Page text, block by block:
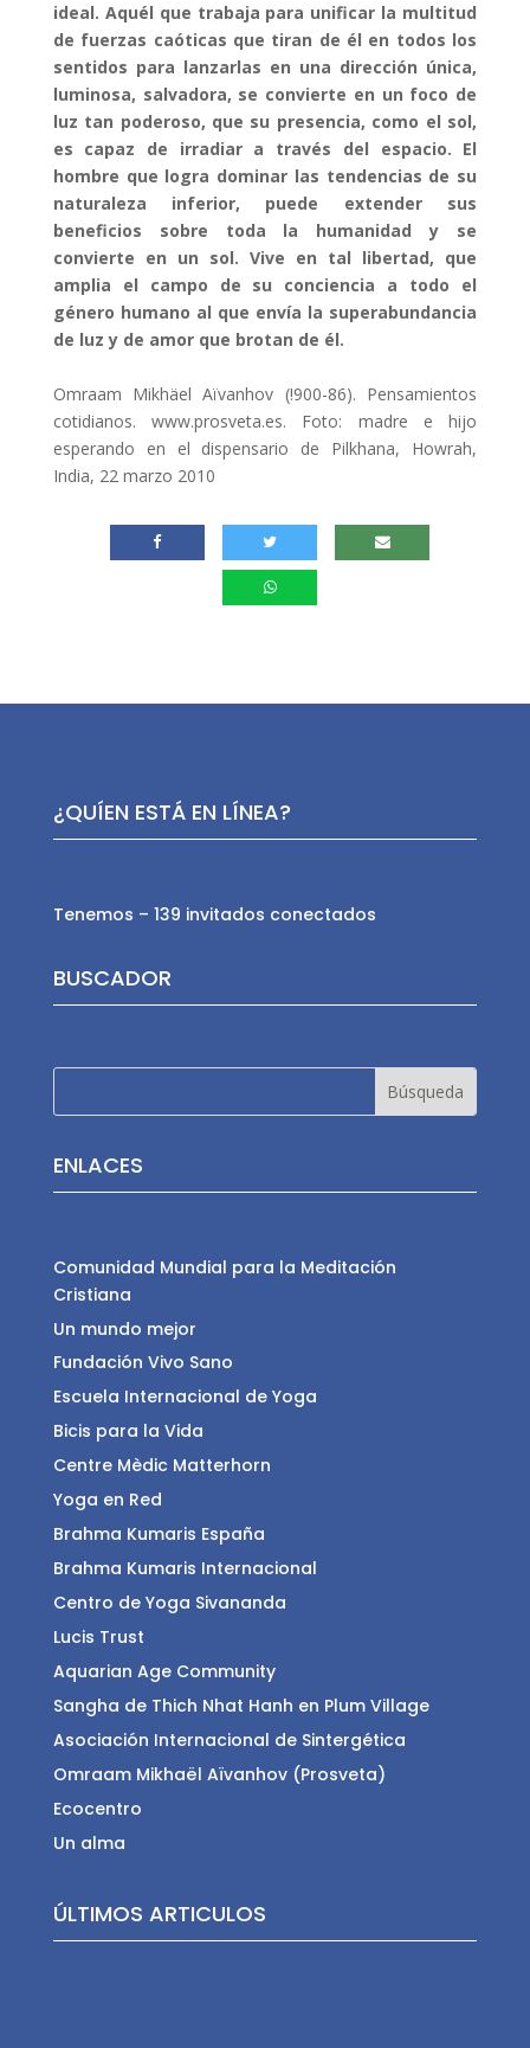
ideal. Aquél que trabaja para unificar la multitud
de fuerzas caóticas que tiran de él en todos los
sentidos para lanzarlas en una dirección única,
luminosa, salvadora, se convierte en un foco de
luz tan poderoso, que su presencia, como el sol,
es capaz de irradiar a través del espacio. El
hombre que logra dominar las tendencias de su
naturaleza inferior, puede extender sus
beneficios sobre toda la humanidad y se
convierte en un sol. Vive en tal libertad, que
amplia el campo de su conciencia a todo el
género humano al que envía la superabundancia
de luz y de amor que brotan de él.
Omraam Mikhäel Aïvanhov (!900-86). Pensamientos
cotidianos. www.prosveta.es. Foto: madre e hijo
esperando en el dispensario de Pilkhana, Howrah,
India, 22 marzo 2010
¿QUÍEN ESTÁ EN LÍNEA?
Tenemos – 139 invitados conectados
BUSCADOR
ENLACES
Comunidad Mundial para la Meditación
Cristiana
Un mundo mejor
Fundación Vivo Sano
Escuela Internacional de Yoga
Bicis para la Vida
Centre Mèdic Matterhorn
Yoga en Red
Brahma Kumaris España
Brahma Kumaris Internacional
Centro de Yoga Sivananda
Lucis Trust
Aquarian Age Community
Sangha de Thich Nhat Hanh en Plum Village
Asociación Internacional de Sintergética
Omraam Mikhaël Aïvanhov (Prosveta)
Ecocentro
Un alma
ÚLTIMOS ARTICULOS